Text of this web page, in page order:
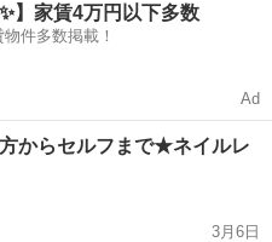
】家賃4万円以下多数
件多数掲載！
Ad
からセルフまで★ネイルレ
3月6日